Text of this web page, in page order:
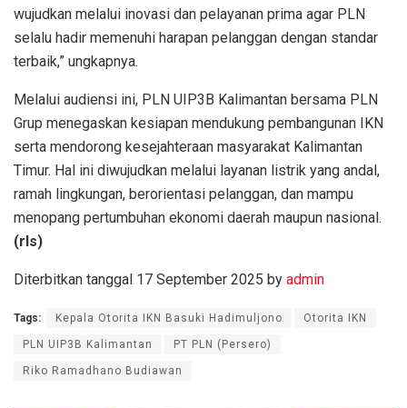
wujudkan melalui inovasi dan pelayanan prima agar PLN
selalu hadir memenuhi harapan pelanggan dengan standar
terbaik,” ungkapnya.
Melalui audiensi ini, PLN UIP3B Kalimantan bersama PLN
Grup menegaskan kesiapan mendukung pembangunan IKN
serta mendorong kesejahteraan masyarakat Kalimantan
Timur. Hal ini diwujudkan melalui layanan listrik yang andal,
ramah lingkungan, berorientasi pelanggan, dan mampu
menopang pertumbuhan ekonomi daerah maupun nasional.
(rls)
Diterbitkan tanggal 17 September 2025 by admin
Tags: Kepala Otorita IKN Basuki Hadimuljono Otorita IKN
PLN UIP3B Kalimantan PT PLN (Persero)
Riko Ramadhano Budiawan